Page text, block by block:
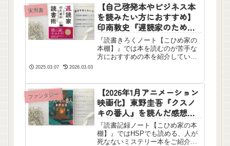
実用書
【自己啓発本やビジネス本
を読みたい方におすすめ】
印南敦史『遅読家のための
読書術』を読んだ感想
『読書きろくノート【こひめ家の
本棚】』では本を読むのが苦手な
方におすすめの本を紹介していま
生きていけますが、本がある生活
はとても楽しく、充実します。
2025.03.07 2026.03.03
ファンタジー
【2026年1月アニメーション
映画化】東野圭吾『クスノ
キの番人』を読んだ感想
【ネタバレあり】
『読書記録ノート【こひめ家の本
棚】』ではHSPでも読める、人が
死なないミステリー本をご紹介し